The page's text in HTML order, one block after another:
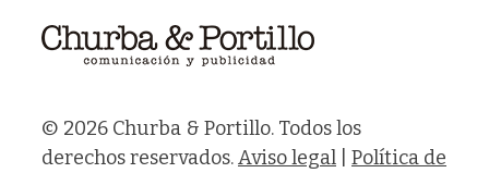
© 2026 Churba & Portillo. Todos los
derechos reservados.Aviso legal
Política de